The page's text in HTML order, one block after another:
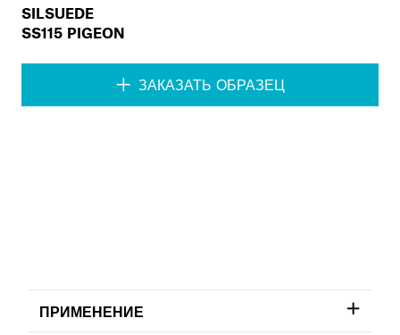
SILSUEDE
SS115 PIGEON
ЗАКАЗАТЬ ОБРАЗЕЦ
ПРИМЕНЕНИЕ